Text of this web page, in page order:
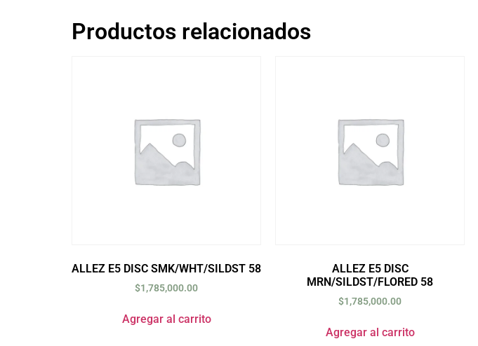
Productos relacionados
ALLEZ E5 DISC SMK/WHT/SILDST 58
$1,785,000.00
Agregar al carrito
ALLEZ E5 DISC
MRN/SILDST/FLORED 58
$1,785,000.00
Agregar al carrito